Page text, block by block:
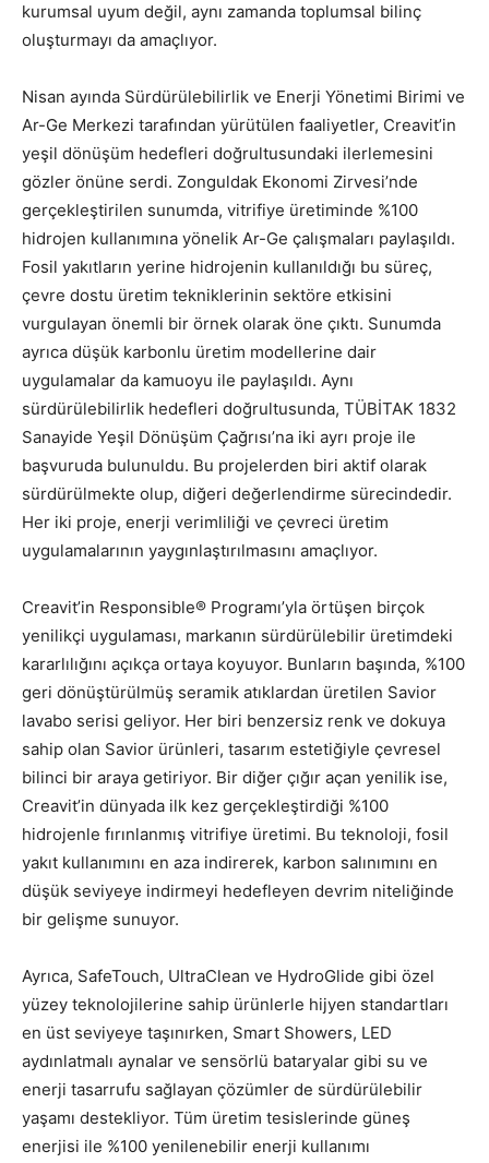
kurumsal uyum değil, aynı zamanda toplumsal bilinç
oluşturmayı da amaçlıyor.
Nisan ayında Sürdürülebilirlik ve Enerji Yönetimi Birimi ve
Ar-Ge Merkezi tarafından yürütülen faaliyetler, Creavit’in
yeşil dönüşüm hedefleri doğrultusundaki ilerlemesini
gözler önüne serdi. Zonguldak Ekonomi Zirvesi’nde
gerçekleştirilen sunumda, vitrifiye üretiminde %100
hidrojen kullanımına yönelik Ar-Ge çalışmaları paylaşıldı.
Fosil yakıtların yerine hidrojenin kullanıldığı bu süreç,
çevre dostu üretim tekniklerinin sektöre etkisini
vurgulayan önemli bir örnek olarak öne çıktı. Sunumda
ayrıca düşük karbonlu üretim modellerine dair
uygulamalar da kamuoyu ile paylaşıldı. Aynı
sürdürülebilirlik hedefleri doğrultusunda, TÜBİTAK 1832
Sanayide Yeşil Dönüşüm Çağrısı’na iki ayrı proje ile
başvuruda bulunuldu. Bu projelerden biri aktif olarak
sürdürülmekte olup, diğeri değerlendirme sürecindedir.
Her iki proje, enerji verimliliği ve çevreci üretim
uygulamalarının yaygınlaştırılmasını amaçlıyor.
Creavit’in Responsible® Programı’yla örtüşen birçok
yenilikçi uygulaması, markanın sürdürülebilir üretimdeki
kararlılığını açıkça ortaya koyuyor. Bunların başında, %100
geri dönüştürülmüş seramik atıklardan üretilen Savior
lavabo serisi geliyor. Her biri benzersiz renk ve dokuya
sahip olan Savior ürünleri, tasarım estetiğiyle çevresel
bilinci bir araya getiriyor. Bir diğer çığır açan yenilik ise,
Creavit’in dünyada ilk kez gerçekleştirdiği %100
hidrojenle fırınlanmış vitrifiye üretimi. Bu teknoloji, fosil
yakıt kullanımını en aza indirerek, karbon salınımını en
düşük seviyeye indirmeyi hedefleyen devrim niteliğinde
bir gelişme sunuyor.
Ayrıca, SafeTouch, UltraClean ve HydroGlide gibi özel
yüzey teknolojilerine sahip ürünlerle hijyen standartları
en üst seviyeye taşınırken, Smart Showers, LED
aydınlatmalı aynalar ve sensörlü bataryalar gibi su ve
enerji tasarrufu sağlayan çözümler de sürdürülebilir
yaşamı destekliyor. Tüm üretim tesislerinde güneş
enerjisi ile %100 yenilenebilir enerji kullanımı